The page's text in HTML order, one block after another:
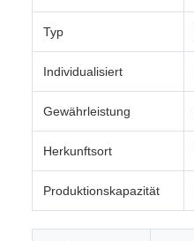
Typ
Individualisiert
Gewährleistung
Herkunftsort
Produktionskapazität